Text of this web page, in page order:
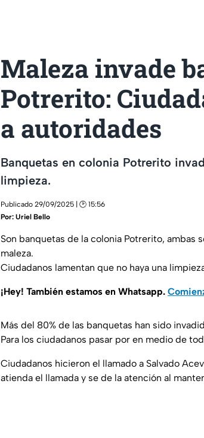
Maleza invade
Potrerito:
a autoridades
Banquetas en colonia Potrerito
limpieza.
Publicado 29/09/2025 | 🕑 15:56
Por: Uriel Bello
Son banquetas de la colonia Potrerito, ambas
maleza.
Ciudadanos lamentan que no haya una
¡Hey! También estamos en Whatsapp.
Más del 80% de las banquetas han sido
Para los ciudadanos pasar por en medio de
Ciudadanos hicieron el llamado a Salvado
atienda el llamada y se de la atención al